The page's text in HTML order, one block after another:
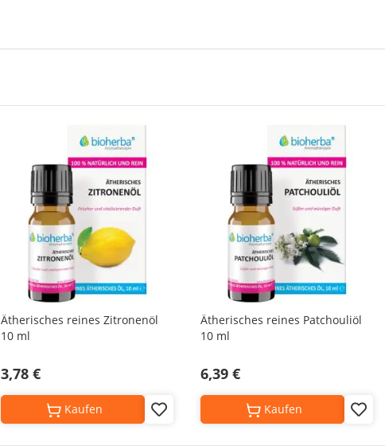
Ätherisches reines Zitronenöl
10 ml
3,78 €
Add
Kaufen
Ätherisches reines Patchouliöl
10 ml
6,39 €
Add
Kaufen